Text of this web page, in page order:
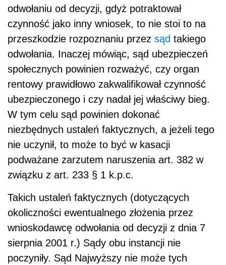
odwołaniu od decyzji, gdyż potraktował
czynność jako inny wniosek, to nie stoi to na
przeszkodzie rozpoznaniu przez sąd takiego
odwołania. Inaczej mówiąc, sąd ubezpieczeń
społecznych powinien rozważyć, czy organ
rentowy prawidłowo zakwalifikował czynność
ubezpieczonego i czy nadał jej właściwy bieg.
W tym celu sąd powinien dokonać
niezbędnych ustaleń faktycznych, a jeżeli tego
nie uczynił, to może to być w kasacji
podważane zarzutem naruszenia art. 382 w
związku z art. 233 § 1 k.p.c.
Takich ustaleń faktycznych (dotyczących
okoliczności ewentualnego złożenia przez
wnioskodawcę odwołania od decyzji z dnia 7
sierpnia 2001 r.) Sądy obu instancji nie
poczyniły. Sąd Najwyższy nie może tych